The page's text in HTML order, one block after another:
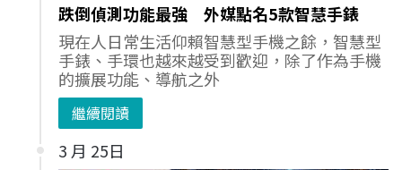
跌倒偵測功能最強 外媒點名5款智慧手錶
現在人日常生活仰賴智慧型手機之餘，智慧型
手錶、手環也越來越受到歡迎，除了作為手機
的擴展功能、導航之外
繼續閱讀
3 月 25日